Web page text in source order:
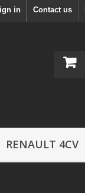
Contact us
in
RENAULT 4CV